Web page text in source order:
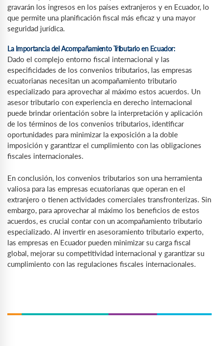
gravarán los ingresos en los países extranjeros y en Ecuador, lo
que permite una planificación fiscal más eficaz y una mayor
seguridad jurídica.
La Importancia del Acompañamiento Tributario en Ecuador:
Dado el complejo entorno fiscal internacional y las
especificidades de los convenios tributarios, las empresas
ecuatorianas necesitan un acompañamiento tributario
especializado para aprovechar al máximo estos acuerdos. Un
asesor tributario con experiencia en derecho internacional
puede brindar orientación sobre la interpretación y aplicación
de los términos de los convenios tributarios, identificar
oportunidades para minimizar la exposición a la doble
imposición y garantizar el cumplimiento con las obligaciones
fiscales internacionales.
En conclusión, los convenios tributarios son una herramienta
valiosa para las empresas ecuatorianas que operan en el
extranjero o tienen actividades comerciales transfronterizas. Sin
embargo, para aprovechar al máximo los beneficios de estos
acuerdos, es crucial contar con un acompañamiento tributario
especializado. Al invertir en asesoramiento tributario experto,
las empresas en Ecuador pueden minimizar su carga fiscal
global, mejorar su competitividad internacional y garantizar su
cumplimiento con las regulaciones fiscales internacionales.